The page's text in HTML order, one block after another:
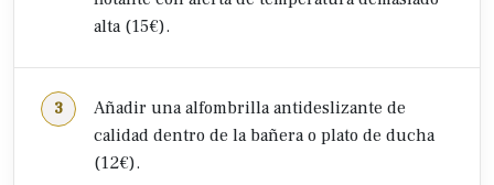
alta (15€).
Añadir una alfombrilla antideslizante de
calidad dentro de la bañera o plato de ducha
(12€).